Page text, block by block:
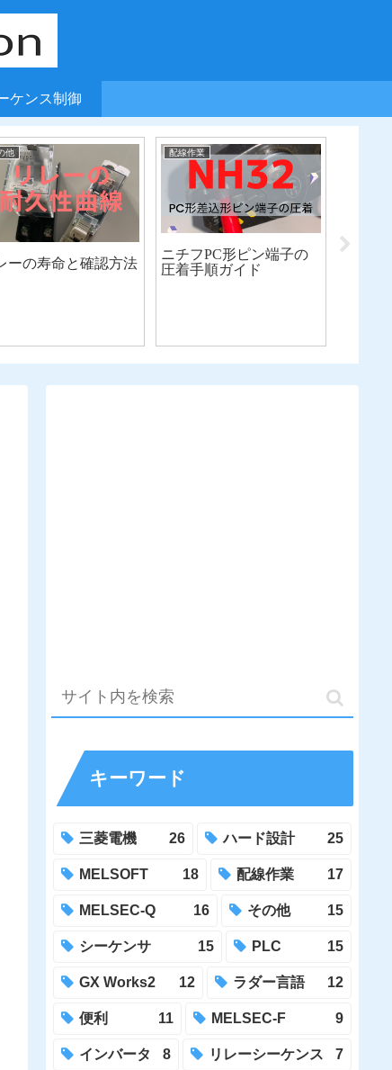
ケンス制御
他
ーの寿命と確認方法
配線作業
ニチフPC形ピン端子の
圧着手順ガイド
キーワード
三菱電機 26 ハード設計 25
MELSOFT 18 配線作業 17
MELSEC-Q 16 その他 15
シーケンサ 15 PLC 15
GX Works2 12 ラダー言語 12
便利 11 MELSEC-F 9
インバータ 8 リレーシーケンス 7